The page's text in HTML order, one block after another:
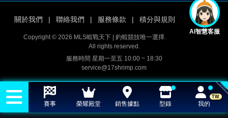
AI智慧客服
關於我們 | 聯絡我們 | 服務條款 | 積分與規則
Copyright © 2026 MLS蝦戰天下 | 釣蝦競技唯一選擇.
All rights reserved.
服務時間 星期一至五 10:00 ~ 18:30
service@17shrimp.com
賽事 榮耀殿堂 銷售據點 型錄
TW
我的